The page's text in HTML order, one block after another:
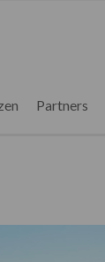
Partners